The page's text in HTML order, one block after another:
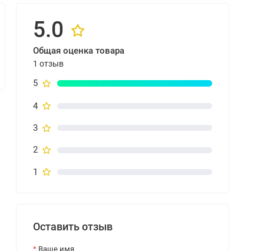
5.0
Общая оценка товара
1 отзыв
5
4
3
2
1
Оставить отзыв
Ваше имя